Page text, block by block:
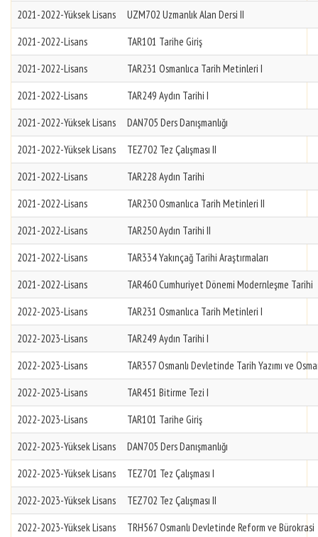
2021-2022-Yüksek Lisans
UZM702 Uzmanlık Alan Dersi II
2021-2022-Lisans
TAR101 Tarihe Giriş
2021-2022-Lisans
TAR231 Osmanlıca Tarih Metinleri I
2021-2022-Lisans
TAR249 Aydın Tarihi I
2021-2022-Yüksek Lisans
DAN705 Ders Danışmanlığı
2021-2022-Yüksek Lisans
TEZ702 Tez Çalışması II
2021-2022-Lisans
TAR228 Aydın Tarihi
2021-2022-Lisans
TAR230 Osmanlıca Tarih Metinleri II
2021-2022-Lisans
TAR250 Aydın Tarihi II
2021-2022-Lisans
TAR334 Yakınçağ Tarihi Araştırmaları
2021-2022-Lisans
TAR460 Cumhuriyet Dönemi Modernleşme Tarihi
2022-2023-Lisans
TAR231 Osmanlıca Tarih Metinleri I
2022-2023-Lisans
TAR249 Aydın Tarihi I
2022-2023-Lisans
TAR357 Osmanlı Devletinde Tarih Yazımı ve
2022-2023-Lisans
TAR451 Bitirme Tezi I
2022-2023-Lisans
TAR101 Tarihe Giriş
2022-2023-Yüksek Lisans
DAN705 Ders Danışmanlığı
2022-2023-Yüksek Lisans
TEZ701 Tez Çalışması I
2022-2023-Yüksek Lisans
TEZ702 Tez Çalışması II
2022-2023-Yüksek Lisans
TRH567 Osmanlı Devletinde Reform ve Bürokrasi